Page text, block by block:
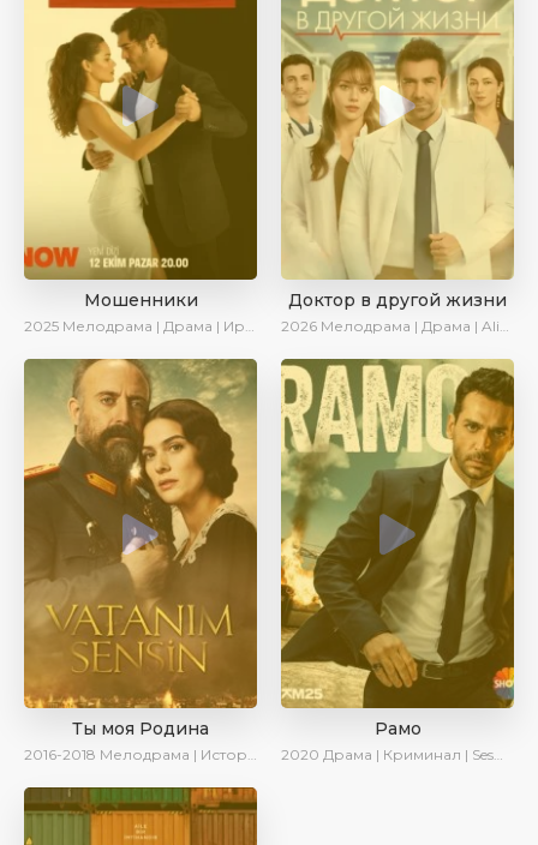
Мошенники
2025 Мелодрама | Драма | Ирина Котова | AlisaDirilis | Новинки | Сериалы 2025
Доктор в другой жизни
2026 Мелодрама | Драма | AlisaDirilis | Новинки
Ты моя Родина
2016-2018 Мелодрама | Исторический | Военный | Turok1990
Рамо
2020 Драма | Криминал | SesDizi | Ирина Котова